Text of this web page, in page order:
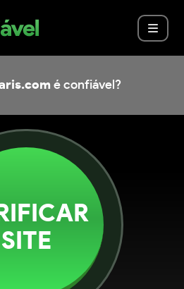
é confiável?
SITE